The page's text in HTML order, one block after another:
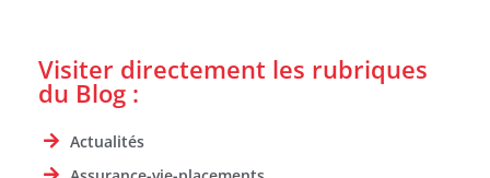
Visiter directement les rubriques
du Blog :
Actualités